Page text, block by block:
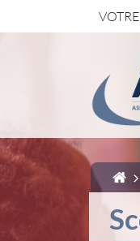
Contenu principal